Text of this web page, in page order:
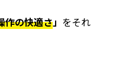
作の快適さ」 をそれ